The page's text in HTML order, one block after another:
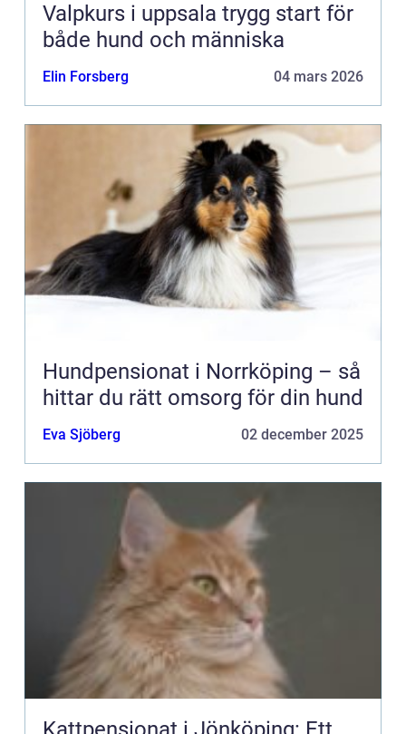
Valpkurs i uppsala trygg start för
både hund och människa
Elin Forsberg 04 mars 2026
Hundpensionat i Norrköping – så
hittar du rätt omsorg för din hund
Eva Sjöberg 02 december 2025